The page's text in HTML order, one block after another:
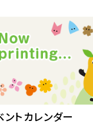
407
423
83
ントカレンダー